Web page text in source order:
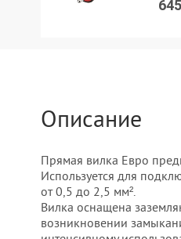
Описание
Прямая вилка Евро
Используется для
от 0,5 до 2,5 мм².
Вилка оснащена
возникновении